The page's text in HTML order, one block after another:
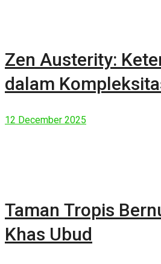
Zen Austerity:
dalam
12 December 2025
Taman Tropis
Khas Ubud